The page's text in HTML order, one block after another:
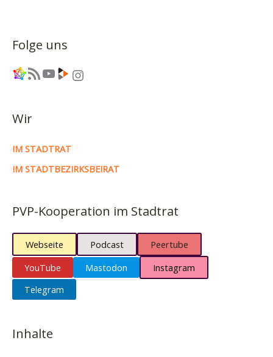
Folge uns
Link RSS-Feed YouTube Link Instagram
Wir
IM STADTRAT
IM STADTBEZIRKSBEIRAT
PVP-Kooperation im Stadtrat
Webseite Podcast
Peertube
YouTube
Mastodon
Instagram
Telegram
Inhalte